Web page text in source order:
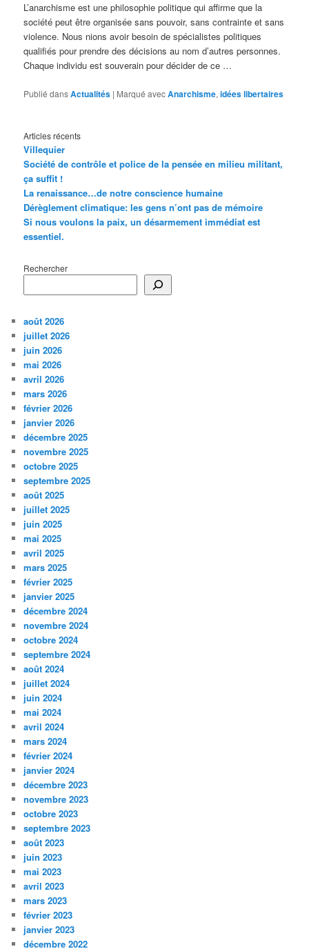
L’anarchisme est une philosophie politique qui affirme que la
société peut être organisée sans pouvoir, sans contrainte et sans
violence. Nous nions avoir besoin de spécialistes politiques
qualifiés pour prendre des décisions au nom d’autres personnes.
Chaque individu est souverain pour décider de ce …
Publié dansActualités | Marqué avecAnarchisme,idées libertaires
Articles récents
Villequier
Société de contrôle et police de la pensée en milieu militant,
ça suffit !
La renaissance…de notre conscience humaine
Dérèglement climatique: les gens n’ont pas de mémoire
Si nous voulons la paix, un désarmement immédiat est
essentiel.
Rechercher
août 2026
juillet 2026
juin 2026
mai 2026
avril 2026
mars 2026
février 2026
janvier 2026
décembre 2025
novembre 2025
octobre 2025
septembre 2025
août 2025
juillet 2025
juin 2025
mai 2025
avril 2025
mars 2025
février 2025
janvier 2025
décembre 2024
novembre 2024
octobre 2024
septembre 2024
août 2024
juillet 2024
juin 2024
mai 2024
avril 2024
mars 2024
février 2024
janvier 2024
décembre 2023
novembre 2023
octobre 2023
septembre 2023
août 2023
juin 2023
mai 2023
avril 2023
mars 2023
février 2023
janvier 2023
décembre 2022